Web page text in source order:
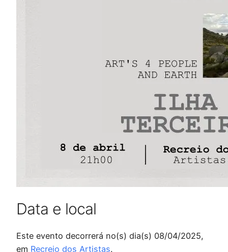
Data e local
Este evento decorrerá no(s) dia(s) 08/04/2025,
em Recreio dos Artistas.